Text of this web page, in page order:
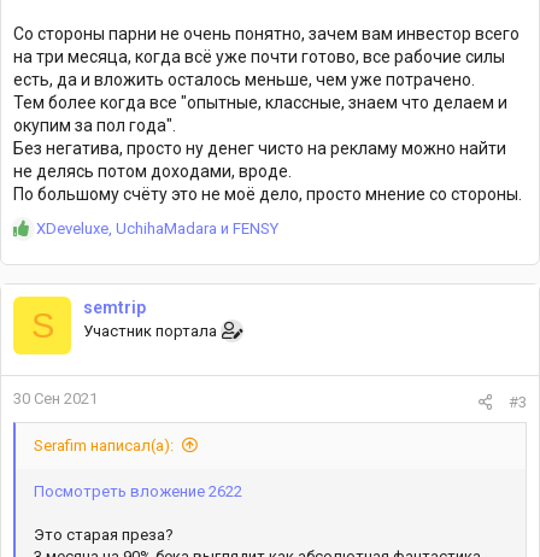
Со стороны парни не очень понятно, зачем вам инвестор всего
на три месяца, когда всё уже почти готово, все рабочие силы
есть, да и вложить осталось меньше, чем уже потрачено.
Тем более когда все "опытные, классные, знаем что делаем и
окупим за пол года".
Без негатива, просто ну денег чисто на рекламу можно найти
не делясь потом доходами, вроде.
По большому счёту это не моё дело, просто мнение со стороны.
Р
а
к
ц
и
и
:
XDeveluxe, UchihaMadara и FENSY
S semtrip
Участник портала
30 Сен 2021 #3
Serafim написал(а):
Посмотреть вложение 2622
Это старая преза?